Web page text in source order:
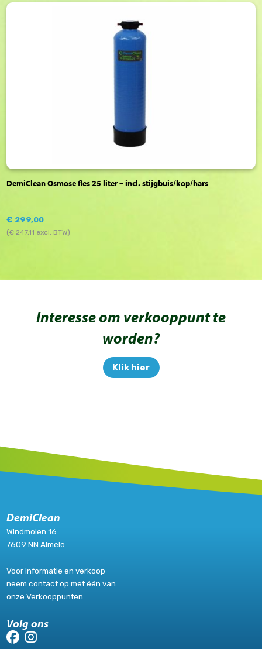
DemiClean Osmose fles 25 liter – incl. stijgbuis/kop/hars
€ 299,00
(€ 247,11 excl. BTW)
Interesse om verkooppunt te
worden?
Klik hier
DemiClean
Windmolen 16
7609 NN Almelo
Voor informatie en verkoop
neem contact op met één van
onzeVerkooppunten
Volg ons